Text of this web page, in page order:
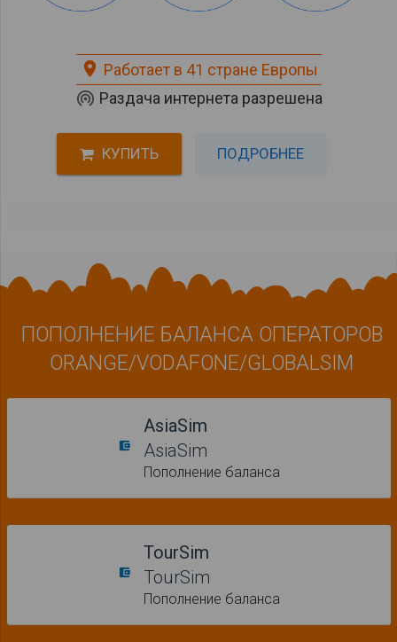
place Работает в 41 стране Европы
wifi_tethering Раздача интернета разрешена
КУПИТЬ ПОДРОБНЕЕ
ПОПОЛНЕНИЕ БАЛАНСА ОПЕРАТОРОВ
ORANGE/VODAFONE/GLOBALSIM
account_balance_wallet
AsiaSim
AsiaSim
Пополнение баланса
account_balance_wallet
TourSim
TourSim
Пополнение баланса